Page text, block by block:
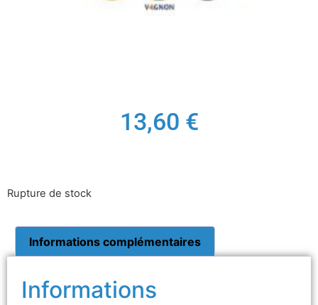
13,60 €
Rupture de stock
Informations complémentaires
Informations